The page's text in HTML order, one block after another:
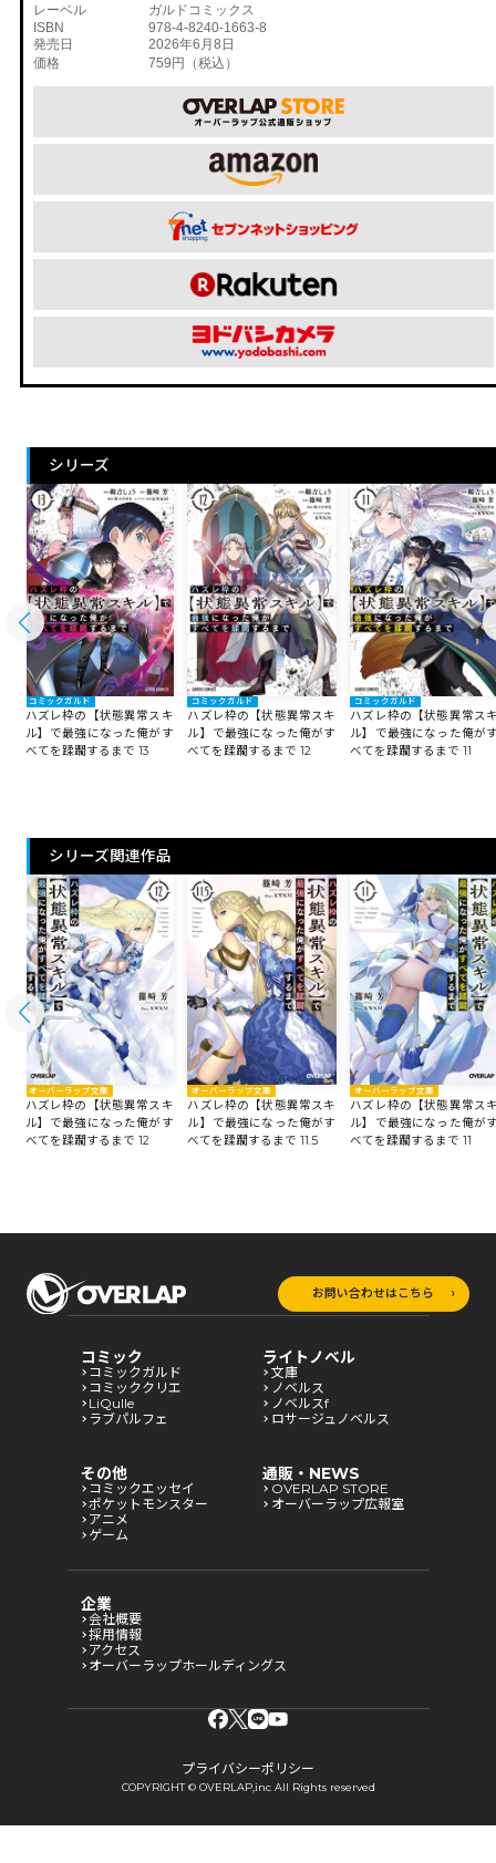
レーベル
ガルドコミックス
ISBN
978-4-8240-1663-8
発売日
2026年6月8日
価格
759円（税込）
シリーズ
コミックガルド
ハズレ枠の【状態異常スキ
ル】で最強になった俺がす
べてを蹂躙するまで 13
コミックガルド
ハズレ枠の【状態異常スキ
ル】で最強になった俺がす
べてを蹂躙するまで 12
コミックガルド
ハズレ枠の【状態異常ス
ル】で最強になった俺が
べてを蹂躙するまで 11
シリーズ関連作品
オーバーラップ文庫
ハズレ枠の【状態異常スキ
ル】で最強になった俺がす
べてを蹂躙するまで 12
オーバーラップ文庫
ハズレ枠の【状態異常スキ
ル】で最強になった俺がす
べてを蹂躙するまで 11.5
オーバーラップ文庫
ハズレ枠の【状態異常ス
ル】で最強になった俺が
べてを蹂躙するまで 11
お問い合わせはこちら
コミック
コミックガルド
コミッククリエ
LiQulle
ラブパルフェ
ライトノベル
文庫
ノベルス
ノベルスf
ロサージュノベルス
その他
コミックエッセイ
ポケットモンスター
アニメ
ゲーム
通販・NEWS
OVERLAP STORE
オーバーラップ広報室
企業
会社概要
採用情報
アクセス
オーバーラップホールディングス
プライバシーポリシー
COPYRIGHT © OVERLAP,inc All Rights reserved